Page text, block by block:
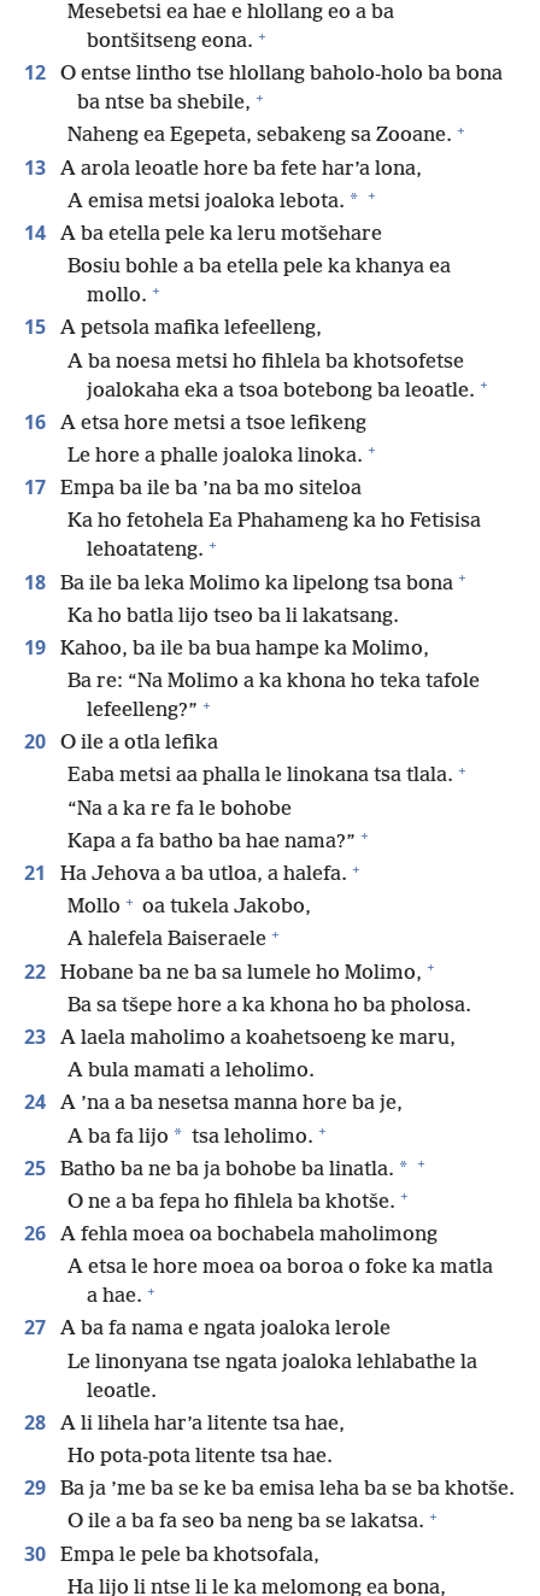
Mesebetsi ea hae e hlollang eo a ba
bontšitseng eona. +
12
O entse lintho tse hlollang baholo-holo ba bona
ba ntse ba shebile, +
Naheng ea Egepeta, sebakeng sa Zooane. +
13
A arola leoatle hore ba fete har’a lona,
A emisa metsi joaloka lebota. * +
14
A ba etella pele ka leru motšehare
Bosiu bohle a ba etella pele ka khanya ea
mollo. +
15
A petsola mafika lefeelleng,
A ba noesa metsi ho fihlela ba khotsofetse
joalokaha eka a tsoa botebong ba leoatle. +
16
A etsa hore metsi a tsoe lefikeng
Le hore a phalle joaloka linoka. +
17
Empa ba ile ba ’na ba mo siteloa
Ka ho fetohela Ea Phahameng ka ho Fetisisa
lehoatateng. +
18 Ba ile ba leka Molimo ka lipelong tsa bona +
Ka ho batla lijo tseo ba li lakatsang.
19
Kahoo, ba ile ba bua hampe ka Molimo,
Ba re: “Na Molimo a ka khona ho teka tafole
lefeelleng?” +
20
O ile a otla lefika
Eaba metsi aa phalla le linokana tsa tlala. +
“Na a ka re fa le bohobe
Kapa a fa batho ba hae nama?” +
21 Ha Jehova a ba utloa, a halefa. +
Mollo + oa tukela Jakobo,
A halefela Baiseraele +
22 Hobane ba ne ba sa lumele ho Molimo, +
Ba sa tšepe hore a ka khona ho ba pholosa.
23
A laela maholimo a koahetsoeng ke maru,
A bula mamati a leholimo.
24
A ’na a ba nesetsa manna hore ba je,
A ba fa lijo * tsa leholimo. +
25 Batho ba ne ba ja bohobe ba linatla. * +
O ne a ba fepa ho fihlela ba khotše. +
26
A fehla moea oa bochabela maholimong
A etsa le hore moea oa boroa o foke ka matla
a hae. +
27
A ba fa nama e ngata joaloka lerole
Le linonyana tse ngata joaloka lehlabathe la
leoatle.
28
A li lihela har’a litente tsa hae,
Ho pota-pota litente tsa hae.
29
Ba ja ’me ba se ke ba emisa leha ba se ba khotše.
O ile a ba fa seo ba neng ba se lakatsa. +
30
Empa le pele ba khotsofala,
Ha lijo li ntse li le ka melomong ea bona,